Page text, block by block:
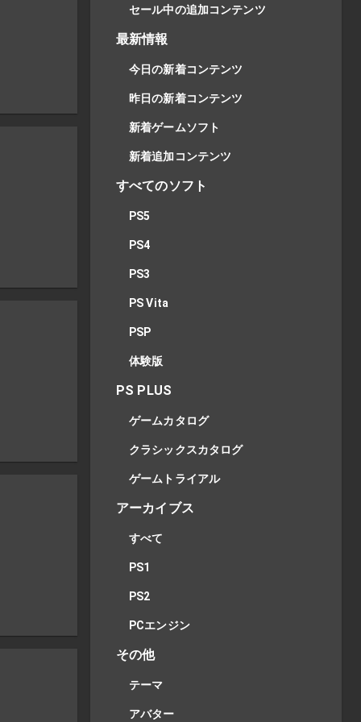
セール中の追加コンテンツ
最新情報
今日の新着コンテンツ
昨日の新着コンテンツ
新着ゲームソフト
新着追加コンテンツ
すべてのソフト
PS5
PS4
PS3
PS Vita
PSP
体験版
PS PLUS
ゲームカタログ
クラシックスカタログ
ゲームトライアル
アーカイブス
すべて
PS1
PS2
PCエンジン
その他
テーマ
アバター